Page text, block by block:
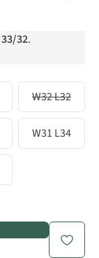
33/32.
W32 L32
W31 L34